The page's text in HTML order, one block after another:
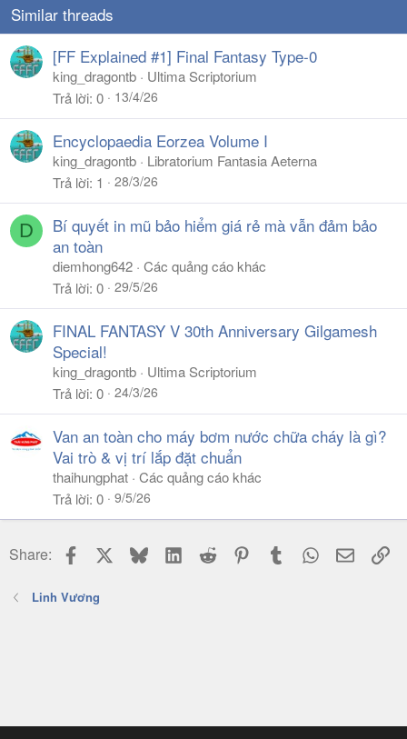
:
Similar threads
[FF Explained #1] Final Fantasy Type-0
king_dragontb
Ultima Scriptorium
Trả lời 0 13/4/26
Encyclopaedia Eorzea Volume I
king_dragontb
Libratorium Fantasia Aeterna
Trả lời 1 28/3/26
D
Bí quyết in mũ bảo hiểm giá rẻ mà vẫn đảm bảo
an toàn
diemhong642 Các quảng cáo khác
Trả lời 0 29/5/26
FINAL FANTASY V 30th Anniversary Gilgamesh
Special!
king_dragontb
Ultima Scriptorium
Trả lời 0 24/3/26
Van an toàn cho máy bơm nước chữa cháy là gì?
Vai trò & vị trí lắp đặt chuẩn
thaihungphat Các quảng cáo khác
Trả lời 0 9/5/26
Share: Facebook BlueskyLinkedIn
Reddit PinterestTumblr WhatsApp
Email
Linh Vương